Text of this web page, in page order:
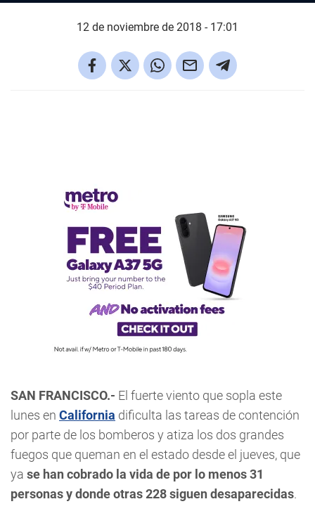
12 de noviembre de 2018 - 17:01
SAN FRANCISCO.- El fuerte viento que sopla este
lunes en California dificulta las tareas de contención
por parte de los bomberos y atiza los dos grandes
fuegos que queman en el estado desde el jueves, que
ya se han cobrado la vida de por lo menos 31
personas y donde otras 228 siguen desaparecidas.